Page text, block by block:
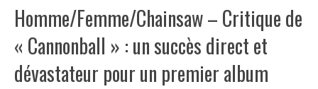
Homme/Femme/Chainsaw – Critique de
« Cannonball » : un succès direct et
dévastateur pour un premier album